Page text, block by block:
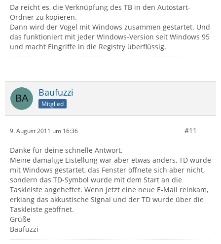
Da reicht es, die Verknüpfung des TB in den Autostart-
Ordner zu kopieren.
Dann wird der Vogel mit Windows zusammen gestartet. Und
das funktioniert mit jeder Windows-Version seit Windows 95
und macht Eingriffe in die Registry überflüssig.
Baufuzzi
Mitglied
9. August 2011 um 16:36 #11
Danke für deine schnelle Antwort.
Meine damalige Eistellung war aber etwas anders, TD wurde
mit Windows gestartet, das Fenster öffnete sich aber nicht,
sondern das TD-Symbol wurde mit dem Start an die
Taskleiste angeheftet. Wenn jetzt eine neue E-Mail reinkam,
erklang das akkustische Signal und der TD wurde über die
Taskleiste geöffnet.
Grüße
Baufuzzi